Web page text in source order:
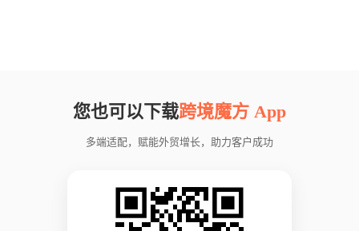
您也可以下载跨境魔方 App
多端适配，赋能外贸增长，助力客户成功